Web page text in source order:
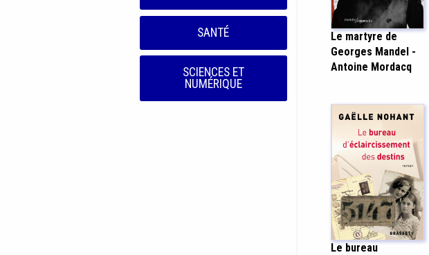
SANTÉ
SCIENCES ET
NUMÉRIQUE
Le martyre de
Georges Mandel -
Antoine Mordacq
Le bureau